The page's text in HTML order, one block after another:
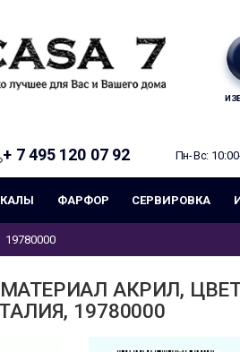
+ 7 495 120 07 92 Пн-Вс:
ФАРФОР СЕРВИРОВКА
19780000
МАТЕРИАЛ АКРИЛ,
19780000